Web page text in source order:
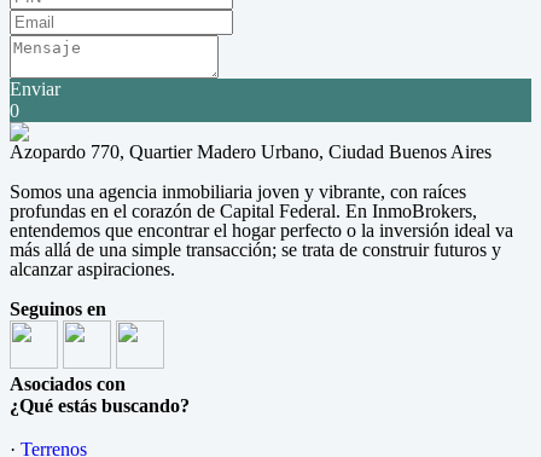
Enviar
0
Azopardo 770, Quartier Madero Urbano, Ciudad Buenos Aires
Somos una agencia inmobiliaria joven y vibrante, con raíces
profundas en el corazón de Capital Federal. En InmoBrokers,
entendemos que encontrar el hogar perfecto o la inversión ideal va
más allá de una simple transacción; se trata de construir futuros y
alcanzar aspiraciones.
Seguinos en
Asociados con
¿Qué estás buscando?
· Terrenos